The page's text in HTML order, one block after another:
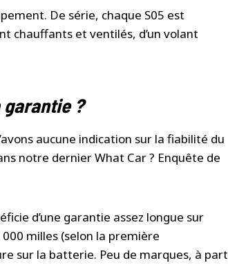
De série, chaque S05 est
chauffants et ventilés, d’un volant
?
aucune indication sur la fiabilité du
notre dernier What Car ? Enquête de
d’une garantie assez longue sur
milles (selon la première
sur la batterie. Peu de marques, à part